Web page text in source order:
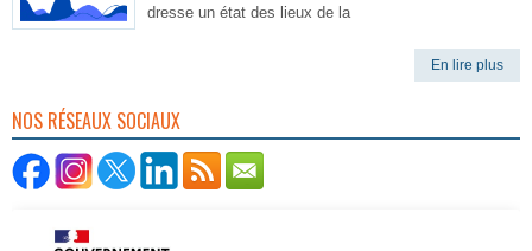
dresse un état des lieux de la
En lire plus
NOS RÉSEAUX SOCIAUX